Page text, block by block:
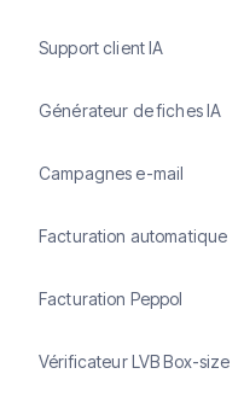
Support client IA
Générateur de fiches IA
Campagnes e-mail
Facturation automatique
Facturation Peppol
Vérificateur LVB Box-size